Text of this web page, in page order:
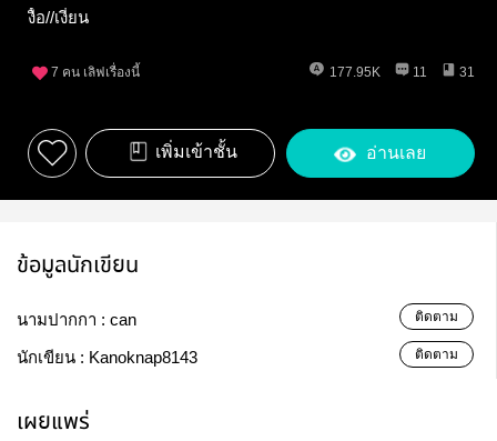
งื้อ//เงี่ยน
7 คน เลิฟเรื่องนี้ 177.95K 11 31
เพิ่มเข้าชั้น อ่านเลย
ข้อมูลนักเขียน
นามปากกา : can ติดตาม
นักเขียน : Kanoknap8143 ติดตาม
เผยแพร่